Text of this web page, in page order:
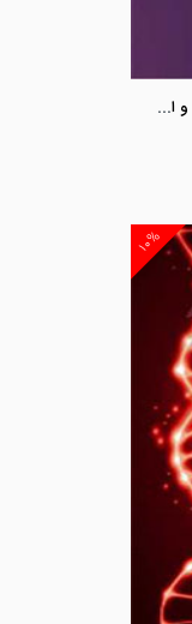
تاثیر اشتباه در مسئولیت کیفری در حقوق ایران و انگلیس
۱۰%